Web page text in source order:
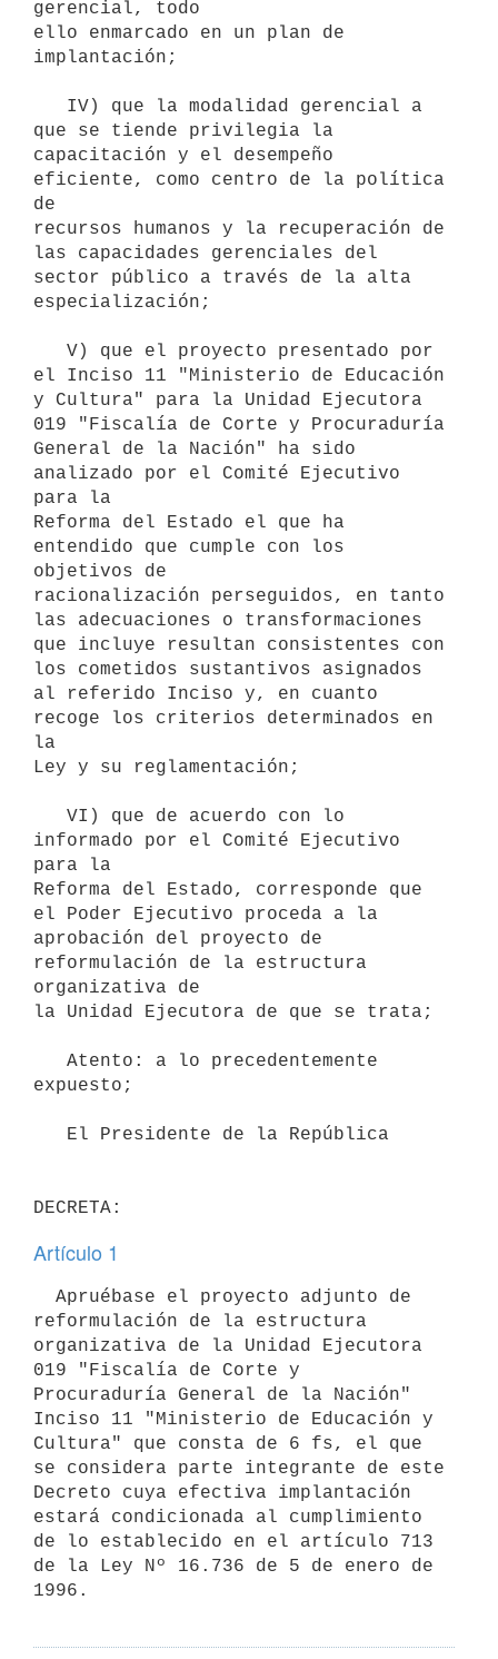
gerencial, todo
ello enmarcado en un plan de
implantación;
que se tiende privilegia la
capacitación y el desempeño
eficiente, como centro de la política
de
recursos humanos y la recuperación de
las capacidades gerenciales del
sector público a través de la alta
especialización;
el Inciso 11 "Ministerio de Educación
y Cultura" para la Unidad Ejecutora
019 "Fiscalía de Corte y Procuraduría
General de la Nación" ha sido
analizado por el Comité Ejecutivo
para la
Reforma del Estado el que ha
entendido que cumple con los
objetivos de
racionalización perseguidos, en tanto
las adecuaciones o transformaciones
que incluye resultan consistentes con
los cometidos sustantivos asignados
al referido Inciso y, en cuanto
recoge los criterios determinados en
la
Ley y su reglamentación;
informado por el Comité Ejecutivo
para la
Reforma del Estado, corresponde que
el Poder Ejecutivo proceda a la
aprobación del proyecto de
reformulación de la estructura
organizativa de
la Unidad Ejecutora de que se trata;
expuesto;
Artículo 1
reformulación de la estructura
organizativa de la Unidad Ejecutora
019 "Fiscalía de Corte y
Procuraduría General de la Nación"
Inciso 11 "Ministerio de Educación y
Cultura" que consta de 6 fs, el que
se considera parte integrante de este
Decreto cuya efectiva implantación
estará condicionada al cumplimiento
de lo establecido en el artículo 713
de la Ley Nº 16.736 de 5 de enero de